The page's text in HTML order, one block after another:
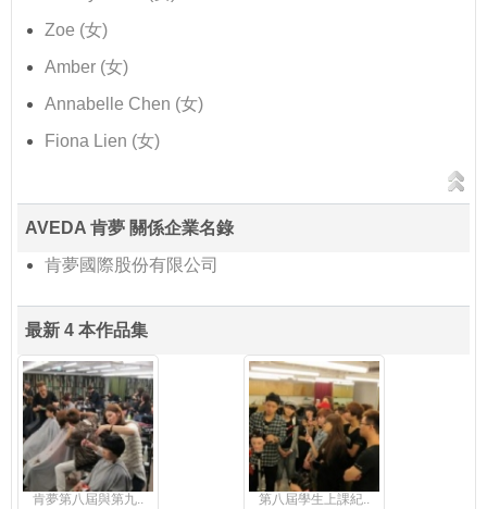
Zoe (女)
Amber (女)
Annabelle Chen (女)
Fiona Lien (女)
AVEDA 肯夢 關係企業名錄
肯夢國際股份有限公司
最新 4 本作品集
肯夢第八屆與第九.. 第八屆學生上課紀..